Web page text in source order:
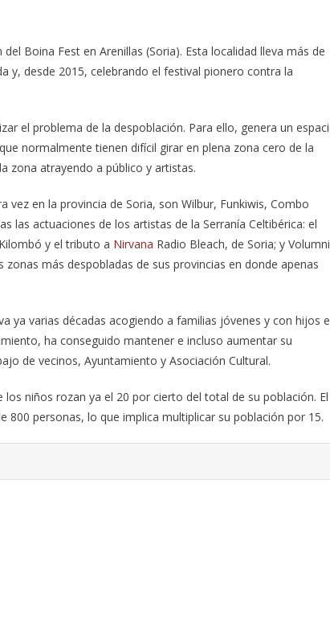
Boina Fest en Arenillas (Soria). Esta localidad lleva más de
y, desde 2015, celebrando el festival pionero contra la
el problema de la despoblación. Para ello, genera un
normalmente tienen difícil girar en plena zona cero de la
zona atrayendo a público y artistas.
vez en la provincia de Soria, son Wilbur, Funkiwis, Combo
las actuaciones de los artistas de la Serranía Celtibérica: el
y el tributo a Nirvana Radio Bleach, de Soria; y
más despobladas de sus provincias en donde apenas
ya varias décadas acogiendo a familias jóvenes y con hijos
ha conseguido mantener e incluso aumentar su
de vecinos, Ayuntamiento y Asociación Cultural.
niños rozan ya el 20 por cierto del total de su población. El
personas, lo que implica multiplicar su población por 15.